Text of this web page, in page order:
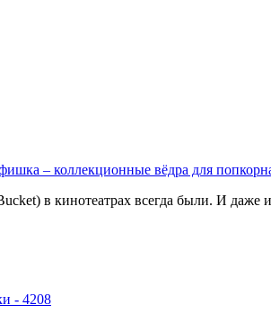
– коллекционные вёдра для
в кинотеатрах всегда были. И
- 4208